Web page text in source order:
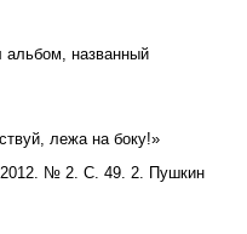
названный
лежа на боку!»
2012. № 2. С. 49. 2. Пушкин